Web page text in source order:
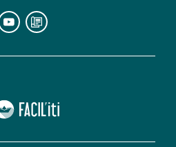
Faciliti
lien vers l'espace réseaux sociaux lien vers le blog la redoute